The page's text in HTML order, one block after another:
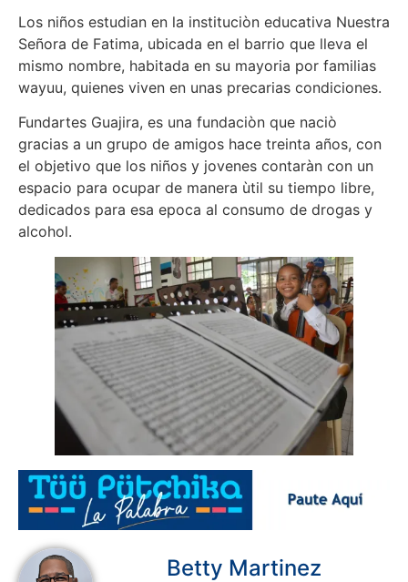
Los niños estudian en la instituciòn educativa Nuestra
Señora de Fatima, ubicada en el barrio que lleva el
mismo nombre, habitada en su mayoria por familias
wayuu, quienes viven en unas precarias condiciones.
Fundartes Guajira, es una fundaciòn que naciò
gracias a un grupo de amigos hace treinta años, con
el objetivo que los niños y jovenes contaràn con un
espacio para ocupar de manera ùtil su tiempo libre,
dedicados para esa epoca al consumo de drogas y
alcohol.
Betty Martinez